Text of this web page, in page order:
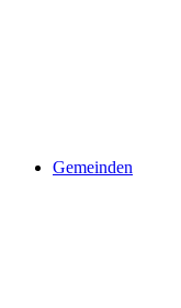
Gemeinden